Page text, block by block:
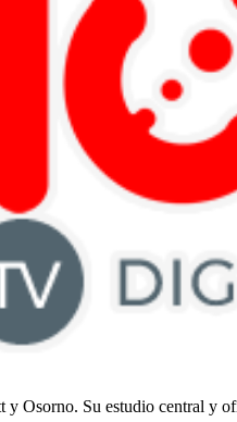
Osorno. Su estudio central y